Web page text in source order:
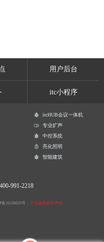
用户后台
itc小程序
itcHUB会议一体机
专业扩声
中控系统
亮化照明
智能建筑
991-2218
备16106620号 产品参数解释声明